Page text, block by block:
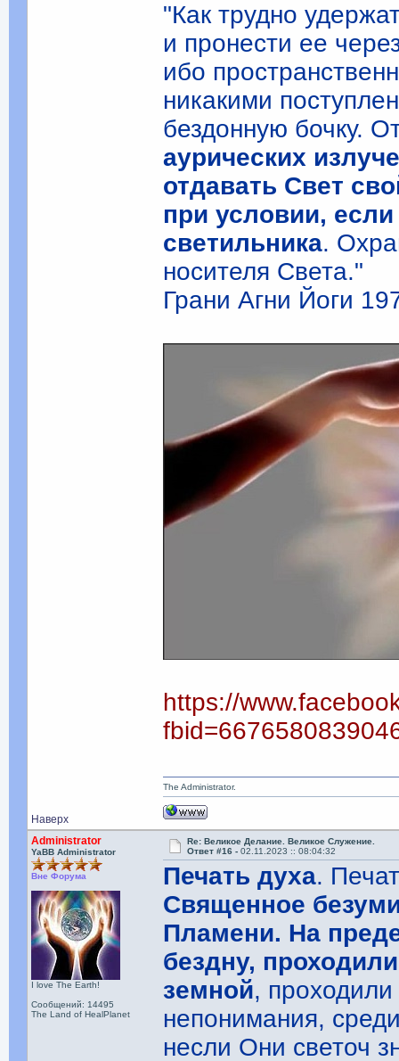
"Как трудно
и пронести ее
ибо
никакими
бездонную бочку.
аурических
отдавать Свет
при условии,
светильника.
носителя Света."
Грани Агни Йоги
https://
Наверх
The Administrator.
Administrator
YaBB Administrator
Вне Форума
I love The Earth!
Сообщений: 14495
The Land of HealPlanet
Re: Великое Делание. Великое Служение.
Ответ #16 -02.11.2023 :: 08:04:32
Печать духа.
Священное
Пламени. На
бездну,
земной,
непонимания,
несли Они светоч